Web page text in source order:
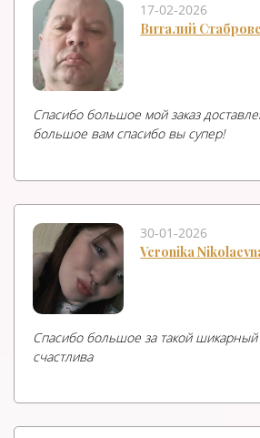
17-02-2026
Виталий
Спасибо большое мой заказ
большое вам спасибо вы супер!
30-01-2026
Veronika
Спасибо большое за такой шикарный
счастлива